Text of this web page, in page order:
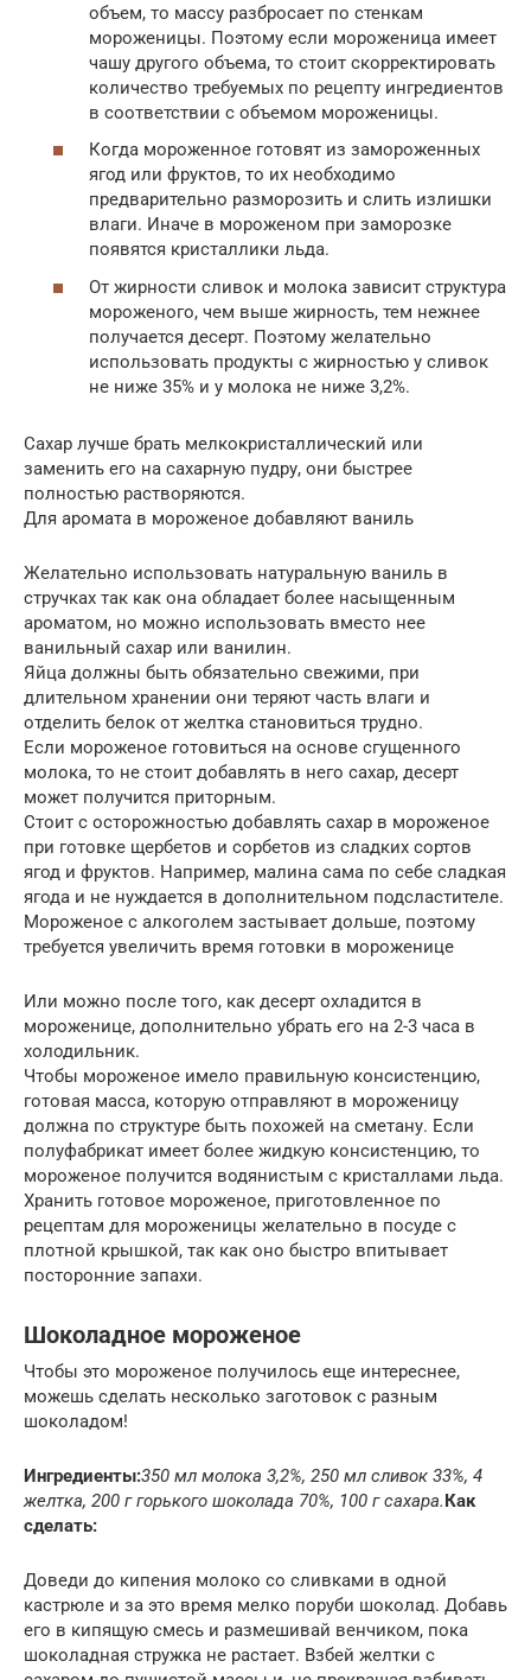
объем, то массу разбросает по стенкам
мороженицы. Поэтому если мороженица имеет
чашу другого объема, то стоит скорректировать
количество требуемых по рецепту ингредиентов
в соответствии с объемом мороженицы.
Когда мороженное готовят из замороженных
ягод или фруктов, то их необходимо
предварительно разморозить и слить излишки
влаги. Иначе в мороженом при заморозке
появятся кристаллики льда.
От жирности сливок и молока зависит структура
мороженого, чем выше жирность, тем нежнее
получается десерт. Поэтому желательно
использовать продукты с жирностью у сливок
не ниже 35% и у молока не ниже 3,2%.
Сахар лучше брать мелкокристаллический или
заменить его на сахарную пудру, они быстрее
полностью растворяются.
Для аромата в мороженое добавляют ваниль
Желательно использовать натуральную ваниль в
стручках так как она обладает более насыщенным
ароматом, но можно использовать вместо нее
ванильный сахар или ванилин.
Яйца должны быть обязательно свежими, при
длительном хранении они теряют часть влаги и
отделить белок от желтка становиться трудно.
Если мороженое готовиться на основе сгущенного
молока, то не стоит добавлять в него сахар, десерт
может получится приторным.
Стоит с осторожностью добавлять сахар в мороженое
при готовке щербетов и сорбетов из сладких сортов
ягод и фруктов. Например, малина сама по себе сладкая
ягода и не нуждается в дополнительном подсластителе.
Мороженое с алкоголем застывает дольше, поэтому
требуется увеличить время готовки в мороженице
Или можно после того, как десерт охладится в
мороженице, дополнительно убрать его на 2-3 часа в
холодильник.
Чтобы мороженое имело правильную консистенцию,
готовая масса, которую отправляют в мороженицу
должна по структуре быть похожей на сметану. Если
полуфабрикат имеет более жидкую консистенцию, то
мороженое получится водянистым с кристаллами льда.
Хранить готовое мороженое, приготовленное по
рецептам для мороженицы желательно в посуде с
плотной крышкой, так как оно быстро впитывает
посторонние запахи.
Шоколадное мороженое
Чтобы это мороженое получилось еще интереснее,
можешь сделать несколько заготовок с разным
шоколадом!
Ингредиенты:350 мл молока 3,2%, 250 мл сливок 33%, 4
желтка, 200 г горького шоколада 70%, 100 г сахара.Как
сделать:
Доведи до кипения молоко со сливками в одной
кастрюле и за это время мелко поруби шоколад. Добавь
его в кипящую смесь и размешивай венчиком, пока
шоколадная стружка не растает. Взбей желтки с